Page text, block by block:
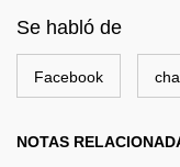
Se habló de
Facebook
NOTAS